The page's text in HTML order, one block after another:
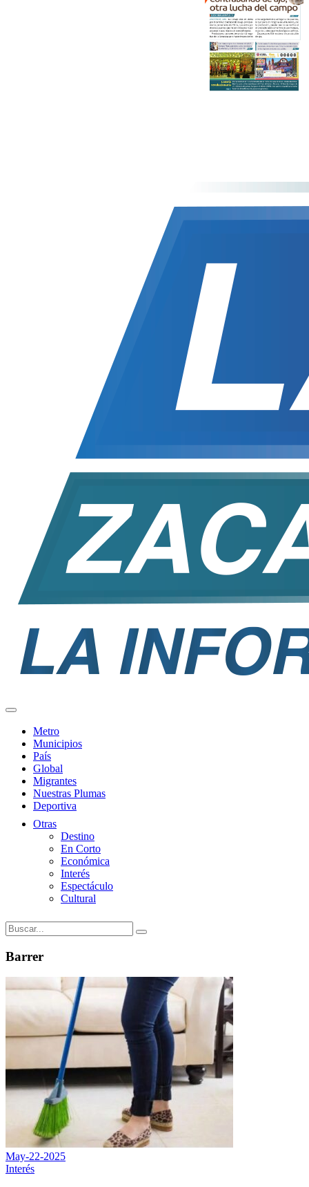
Metro
Municipios
País
Global
Migrantes
Nuestras Plumas
Deportiva
Otras
Destino
En Corto
Económica
Interés
Espectáculo
Cultural
Barrer
May-22-2025
Interés